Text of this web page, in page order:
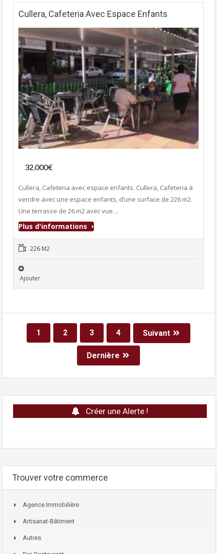
Cullera, Cafeteria Avec Espace Enfants
Fonds de commerce
32.000€
Cullera, Cafeteria avec espace enfants. Cullera, Cafeteria à
vendre avec une espace enfants, d’une surface de 226 m2.
Une terrasse de 26 m2 avec vue…
Plus d'informations
226 M2
Ajouter
1 2 3 4 Suivant
Dernière
Créer une Alerte !
Trouver votre commerce
Agence Immobilière
Artisanat-Bâtiment
Autres